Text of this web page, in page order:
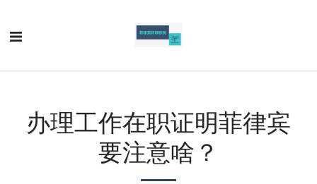
办理工作在职证明菲律宾
要注意啥？